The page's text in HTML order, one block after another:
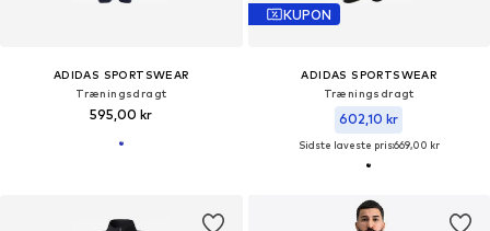
ADIDAS SPORTSWEAR
Træningsdragt
595,00 kr
KUPON
ADIDAS SPORTSWEAR
Træningsdragt
602,10 kr
Sidste laveste pris:669,00 kr